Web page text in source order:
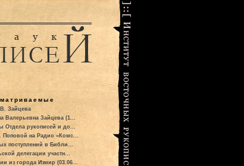
Зайцева
Валерьевна Зайцева (1...
Отдела рукописей и до...
Поповой на Радио «Комс...
поступлений в Библи...
делегации участн...
из города Измир (03.06...